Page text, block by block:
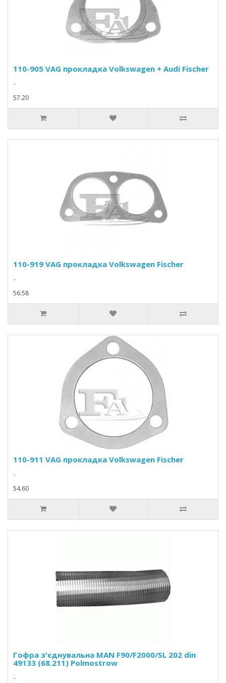
110-905 VAG прокладка Volkswagen + Audi Fischer
..
57.20
110-919 VAG прокладка Volkswagen Fischer
..
56.58
110-911 VAG прокладка Volkswagen Fischer
..
54.60
Гофра з'єднувальна MAN F90/F2000/SL 202 din
49133 (68.211) Polmostrow
..